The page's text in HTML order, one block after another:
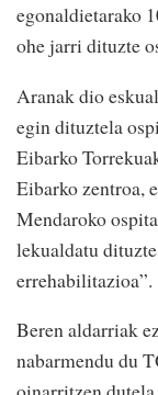
egonaldietarako
ohe jarri dituzte
Aranak dio
egin dituztela
Eibarko
Eibarko zentroa,
Mendaroko
lekualdatu
errehabilitazioa”.
Beren aldarriak
nabarmendu du